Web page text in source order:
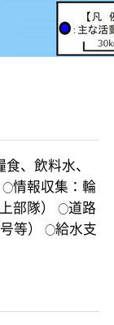
、飲料水、
○情報収集：輪
部隊）
○道路
等）
○給水支